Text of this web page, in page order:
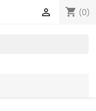
shopping_cart (0)
